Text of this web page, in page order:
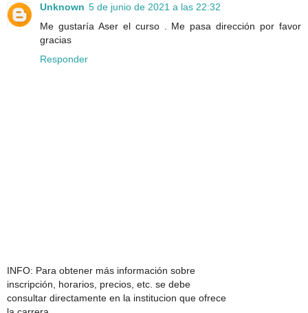
Unknown 5 de junio de 2021 a las 22:32
Me gustaría Aser el curso . Me pasa dirección por favor
gracias
Responder
INFO: Para obtener más información sobre
inscripción, horarios, precios, etc. se debe
consultar directamente en la institucion que ofrece